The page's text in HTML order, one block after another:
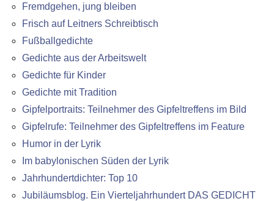
Fremdgehen, jung bleiben
Frisch auf Leitners Schreibtisch
Fußballgedichte
Gedichte aus der Arbeitswelt
Gedichte für Kinder
Gedichte mit Tradition
Gipfelportraits: Teilnehmer des Gipfeltreffens im Bild
Gipfelrufe: Teilnehmer des Gipfeltreffens im Feature
Humor in der Lyrik
Im babylonischen Süden der Lyrik
Jahrhundertdichter: Top 10
Jubiläumsblog. Ein Vierteljahrhundert DAS GEDICHT